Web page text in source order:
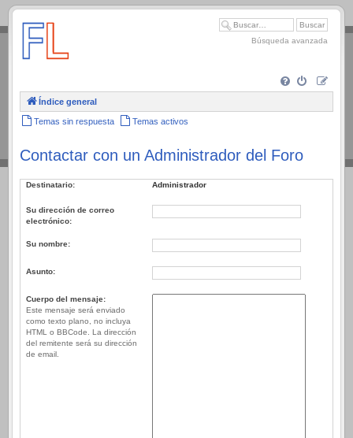
.
Búsqueda avanzada
Índice general
Temas sin respuesta Temas activos
Contactar con un Administrador del Foro
Destinatario: Administrador
Su dirección de correo
electrónico:
Su nombre:
Asunto:
Cuerpo del mensaje:
Este mensaje será enviado
como texto plano, no incluya
HTML o BBCode. La dirección
del remitente será su dirección
de email.